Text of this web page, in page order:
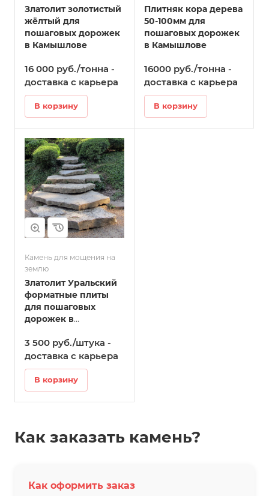
Златолит золотистый
жёлтый для
пошаговых дорожек
в Камышлове
16 000 руб./тонна -
доставка с карьера
В корзину
Плитняк кора дерева
50-100мм для
пошаговых дорожек
в Камышлове
16000 руб./тонна -
доставка с карьера
В корзину
Камень для мощения на
землю
Златолит Уральский
форматные плиты
для пошаговых
дорожек в
3 500 руб./штука -
доставка с карьера
В корзину
Как заказать камень?
Как оформить заказ